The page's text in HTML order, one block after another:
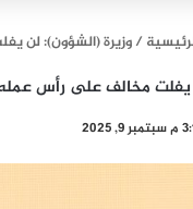
/وزيرة (الشؤون): لن
مخالف على رأس
9, 2025